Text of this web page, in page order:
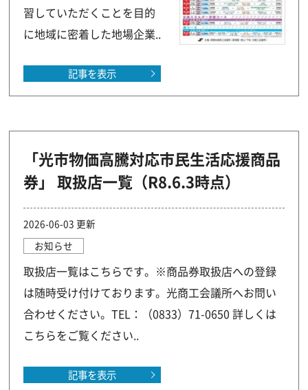
習していただくことを目的
に地域に密着した地場企業..
記事を表示
「光市物価高騰対応市民生活応援商品
券」 取扱店一覧（R8.6.3時点）
2026-06-03 更新
お知らせ
取扱店一覧はこちらです。※商品券取扱店への登録
は随時受け付けております。光商工会議所へお問い
合わせください。TEL：（0833）71-0650 詳しくは
こちらをご覧ください..
記事を表示